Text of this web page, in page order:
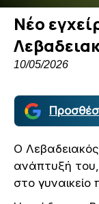
Νέο
10/05/2026
Ο
ανάπτυξή
στο γυναικείο